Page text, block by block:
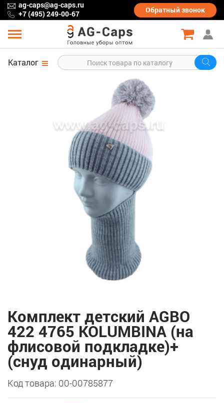
ag-caps@ag-caps.ru
+7 (495) 249-00-67
Обратныйзвонок
Каталог
Комплект детский AGBO
422 4765 KOLUMBINA (на
флисовой подкладке)+
(снуд одинарный)
Код товара: 00-00785877